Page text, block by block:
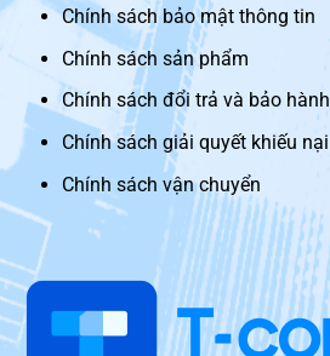
Chính sách bảo mật thông tin
Chính sách sản phẩm
Chính sách đổi trả và bảo hành
Chính sách giải quyết khiếu nại
Chính sách vận chuyển